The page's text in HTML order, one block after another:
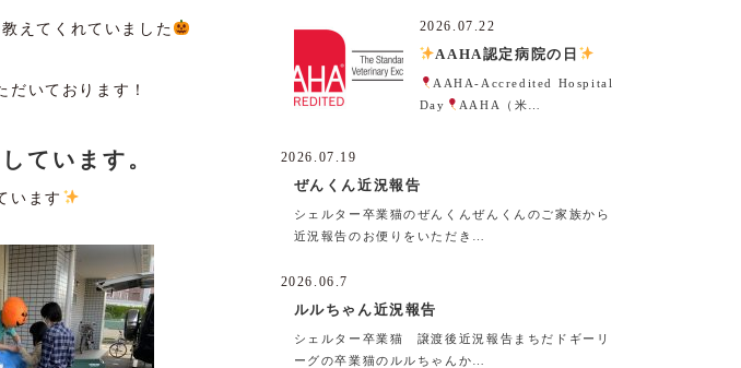
えてくれていました
いております！
ています。
います
2026.07.22
AAHA認定病院の日
AAHA-Accredited Hospital
Day
AAHA（米…
2026.07.19
ぜんくん近況報告
シェルター卒業猫のぜんくんぜんくんのご家族から
近況報告のお便りをいただき…
2026.06.7
ルルちゃん近況報告
シェルター卒業猫 譲渡後近況報告まちだドギーリ
ーグの卒業猫のルルちゃんか…